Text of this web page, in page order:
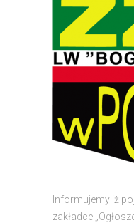
Informujemy iż
zakładce